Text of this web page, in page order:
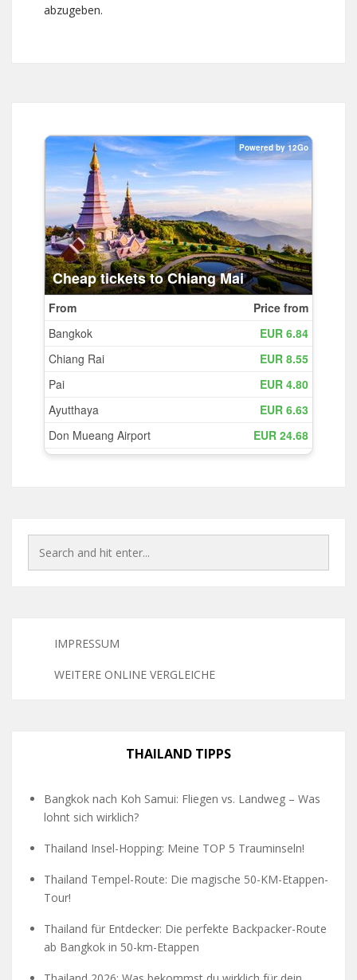
abzugeben.
IMPRESSUM
WEITERE ONLINE VERGLEICHE
THAILAND TIPPS
Bangkok nach Koh Samui: Fliegen vs. Landweg – Was
lohnt sich wirklich?
Thailand Insel-Hopping: Meine TOP 5 Trauminseln!
Thailand Tempel-Route: Die magische 50-KM-Etappen-
Tour!
Thailand für Entdecker: Die perfekte Backpacker-Route
ab Bangkok in 50-km-Etappen